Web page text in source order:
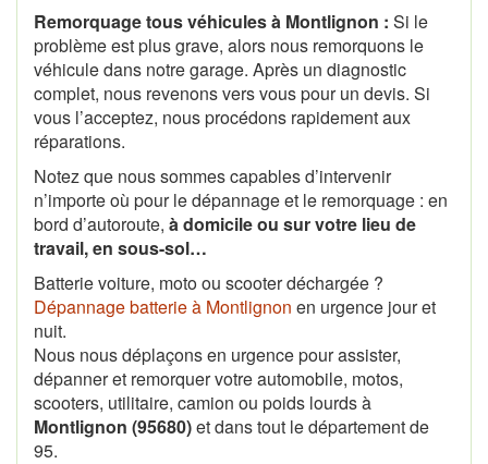
Remorquage tous véhicules à Montlignon : Si le
problème est plus grave, alors nous remorquons le
véhicule dans notre garage. Après un diagnostic
complet, nous revenons vers vous pour un devis. Si
vous l’acceptez, nous procédons rapidement aux
réparations.
Notez que nous sommes capables d’intervenir
n’importe où pour le dépannage et le remorquage : en
bord d’autoroute, à domicile ou sur votre lieu de
travail, en sous-sol…
Batterie voiture, moto ou scooter déchargée ?
Dépannage batterie à Montlignon en urgence jour et
nuit.
Nous nous déplaçons en urgence pour assister,
dépanner et remorquer votre automobile, motos,
scooters, utilitaire, camion ou poids lourds à
Montlignon (95680)et dans tout le département de
95.